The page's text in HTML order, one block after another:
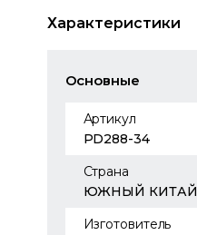
Характеристики
Основные
Артикул
PD288-34
Страна
ЮЖНЫЙ КИТАЙ
Изготовитель